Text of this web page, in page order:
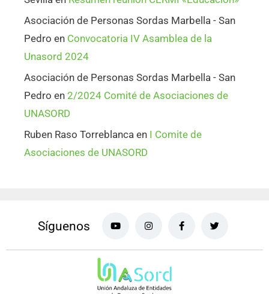
Asociación de Personas Sordas Marbella - San
Pedro en Convocatoria IV Asamblea de la
Unasord 2024
Asociación de Personas Sordas Marbella - San
Pedro en 2/2024 Comité de Asociaciones de
UNASORD
Ruben Raso Torreblanca en I Comite de
Asociaciones de UNASORD
Síguenos